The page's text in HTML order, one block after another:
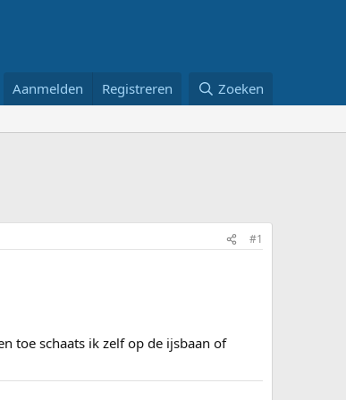
Aanmelden Registreren Zoeken
#1
toe schaats ik zelf op de ijsbaan of